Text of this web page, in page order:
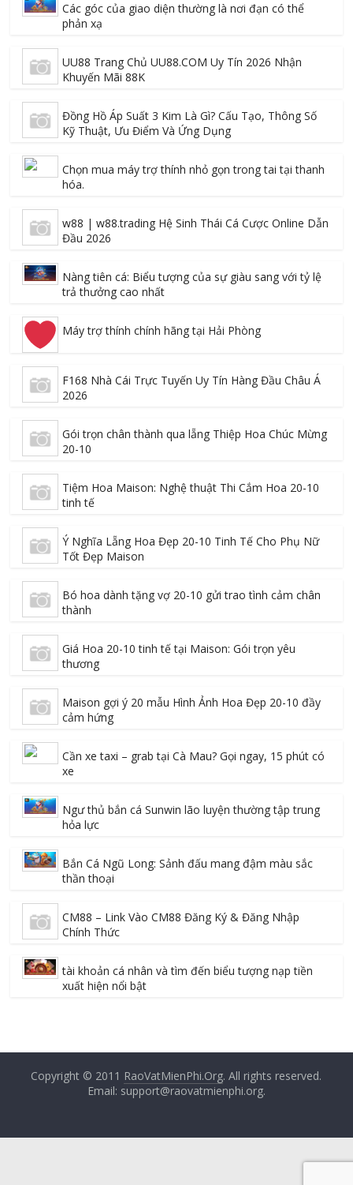
Các góc của giao diện thường là nơi đạn có thể
phản xạ
UU88 Trang Chủ UU88.COM Uy Tín 2026 Nhận
Khuyến Mãi 88K
Đồng Hồ Áp Suất 3 Kim Là Gì? Cấu Tạo, Thông Số
Kỹ Thuật, Ưu Điểm Và Ứng Dụng
Chọn mua máy trợ thính nhỏ gọn trong tai tại thanh
hóa.
w88 | w88.trading Hệ Sinh Thái Cá Cược Online Dẫn
Đầu 2026
Nàng tiên cá: Biểu tượng của sự giàu sang với tỷ lệ
trả thưởng cao nhất
Máy trợ thính chính hãng tại Hải Phòng
F168 Nhà Cái Trực Tuyến Uy Tín Hàng Đầu Châu Á
2026
Gói trọn chân thành qua lẵng Thiệp Hoa Chúc Mừng
20-10
Tiệm Hoa Maison: Nghệ thuật Thi Cắm Hoa 20-10
tinh tế
Ý Nghĩa Lẵng Hoa Đẹp 20-10 Tinh Tế Cho Phụ Nữ
Tốt Đẹp Maison
Bó hoa dành tặng vợ 20-10 gửi trao tình cảm chân
thành
Giá Hoa 20-10 tinh tế tại Maison: Gói trọn yêu
thương
Maison gợi ý 20 mẫu Hình Ảnh Hoa Đẹp 20-10 đầy
cảm hứng
Cần xe taxi – grab tại Cà Mau? Gọi ngay, 15 phút có
xe
Ngư thủ bắn cá Sunwin lão luyện thường tập trung
hỏa lực
Bắn Cá Ngũ Long: Sảnh đấu mang đậm màu sắc
thần thoại
CM88 – Link Vào CM88 Đăng Ký & Đăng Nhập
Chính Thức
tài khoản cá nhân và tìm đến biểu tượng nạp tiền
xuất hiện nổi bật
Copyright © 2011 RaoVatMienPhi.Org. All rights reserved.
Email: support@raovatmienphi.org.